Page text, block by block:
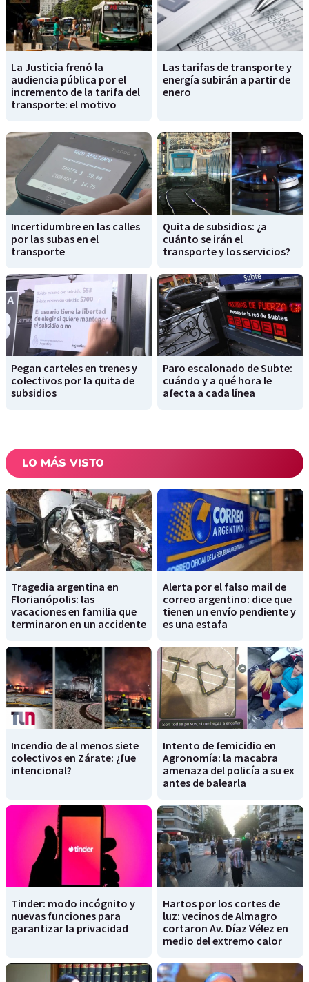
La Justicia frenó la
audiencia pública por el
incremento de la tarifa del
transporte: el motivo
Las tarifas de transporte y
energía subirán a partir de
enero
Incertidumbre en las calles
por las subas en el
transporte
Quita de subsidios: ¿a
cuánto se irán el
transporte y los servicios?
Pegan carteles en trenes y
colectivos por la quita de
subsidios
Paro escalonado de Subte:
cuándo y a qué hora le
afecta a cada línea
LO MÁS VISTO
Tragedia argentina en
Florianópolis: las
vacaciones en familia que
terminaron en un accidente
Alerta por el falso mail de
correo argentino: dice que
tienen un envío pendiente y
es una estafa
Incendio de al menos siete
colectivos en Zárate: ¿fue
intencional?
Intento de femicidio en
Agronomía: la macabra
amenaza del policía a su ex
antes de balearla
Tinder: modo incógnito y
nuevas funciones para
garantizar la privacidad
Hartos por los cortes de
luz: vecinos de Almagro
cortaron Av. Díaz Vélez en
medio del extremo calor